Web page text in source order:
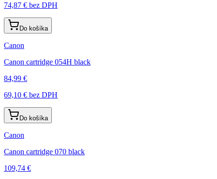
74,87 € bez DPH
Do košíka
Canon
Canon cartridge 054H black
84,99 €
69,10 € bez DPH
Do košíka
Canon
Canon cartridge 070 black
109,74 €